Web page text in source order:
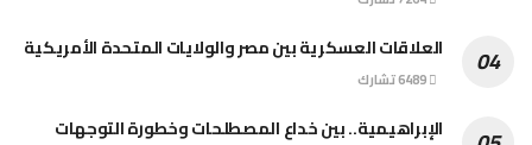
العلاقات العسكرية بين مصر والولايات المتحدة الأمريكية
الإبراهيمية.. بين خداع المصطلحات وخطورة التوجهات